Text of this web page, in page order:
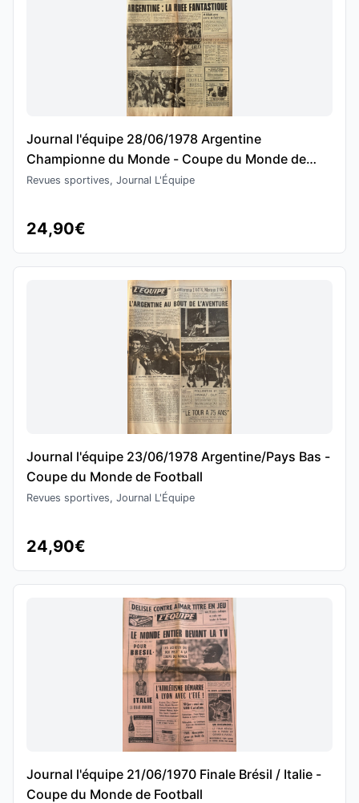
Journal l'équipe 28/06/1978 Argentine
Championne du Monde - Coupe du Monde de
Football
Revues sportives, Journal L'Équipe
24,90€
Journal l'équipe 23/06/1978 Argentine/Pays Bas -
Coupe du Monde de Football
Revues sportives, Journal L'Équipe
24,90€
Journal l'équipe 21/06/1970 Finale Brésil / Italie -
Coupe du Monde de Football